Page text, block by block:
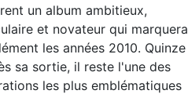
un album ambitieux,
et novateur qui marquera
les années 2010. Quinze
sa sortie, il reste l'une des
les plus emblématiques